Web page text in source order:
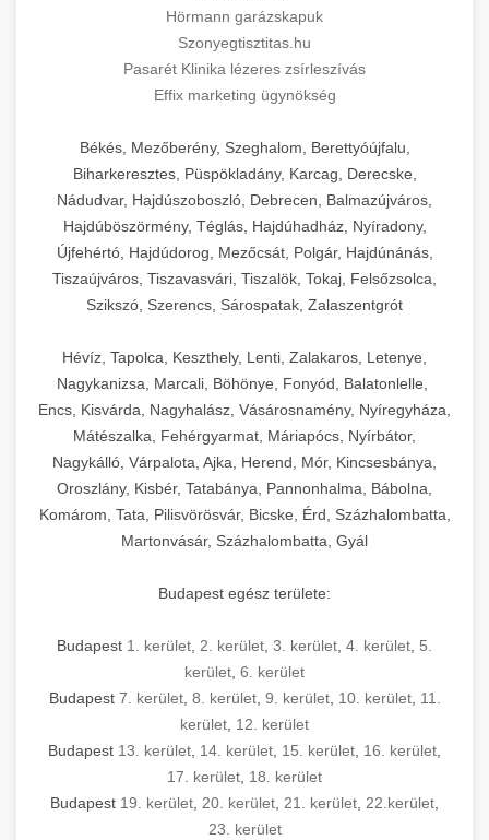
Hörmann garázskapuk
Szonyegtisztitas.hu
Pasarét Klinika lézeres zsírleszívás
Effix marketing ügynökség
Békés, Mezőberény, Szeghalom, Berettyóújfalu,
Biharkeresztes, Püspökladány, Karcag, Derecske,
Nádudvar, Hajdúszoboszló, Debrecen, Balmazújváros,
Hajdúböszörmény, Téglás, Hajdúhadház, Nyíradony,
Újfehértó, Hajdúdorog, Mezőcsát, Polgár, Hajdúnánás,
Tiszaújváros, Tiszavasvári, Tiszalök, Tokaj, Felsőzsolca,
Szikszó, Szerencs, Sárospatak, Zalaszentgrót
Hévíz, Tapolca, Keszthely, Lenti, Zalakaros, Letenye,
Nagykanizsa, Marcali, Böhönye, Fonyód, Balatonlelle,
Encs, Kisvárda, Nagyhalász, Vásárosnamény, Nyíregyháza,
Mátészalka, Fehérgyarmat, Máriapócs, Nyírbátor,
Nagykálló, Várpalota, Ajka, Herend, Mór, Kincsesbánya,
Oroszlány, Kisbér, Tatabánya, Pannonhalma, Bábolna,
Komárom, Tata, Pilisvörösvár, Bicske, Érd, Százhalombatta,
Martonvásár, Százhalombatta, Gyál
Budapest egész területe:
Budapest 1. kerület 2. kerület 3. kerület 4. kerület 5.
kerület 6. kerület
Budapest 7. kerület, 8. kerület, 9. kerület, 10. kerület, 11.
kerület 12. kerület
Budapest 13. kerület 14. kerület 15. kerület 16. kerület
17. kerület 18. kerület
Budapest 19. kerület 20. kerület 21. kerület 22.kerület
23. kerület